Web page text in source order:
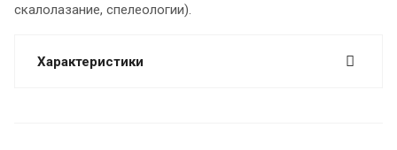
скалолазание, спелеологии).
Характеристики